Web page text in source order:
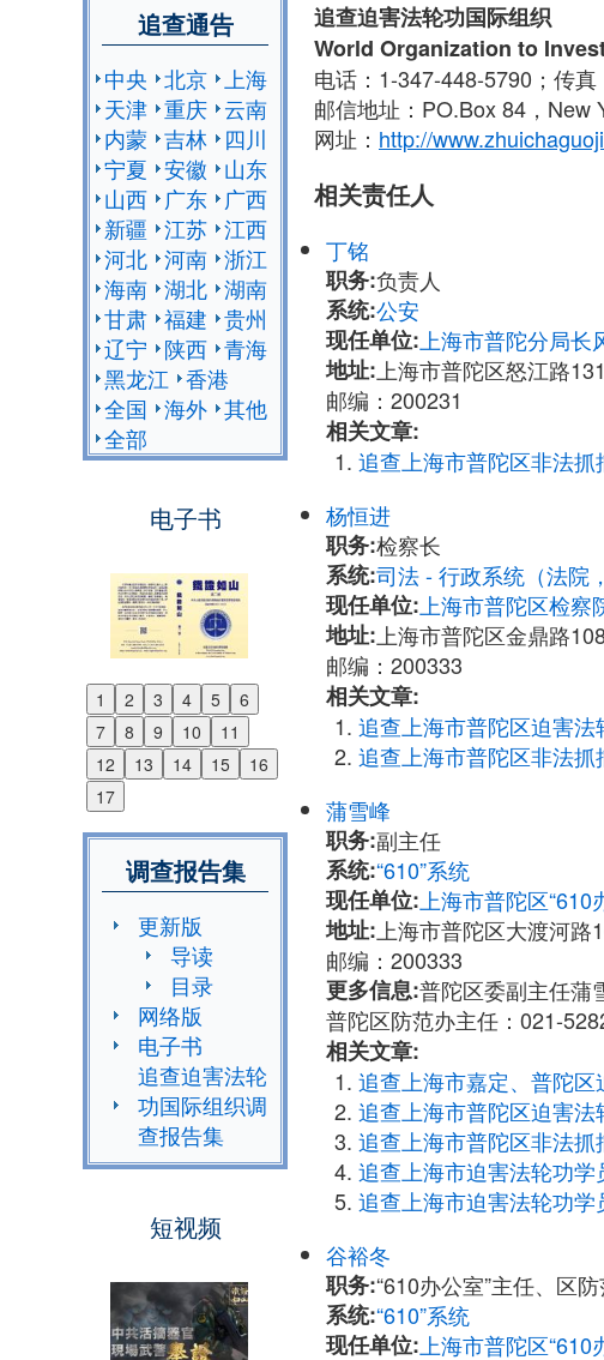
追查通告
中央 北京 上海
天津 重庆 云南
内蒙 吉林
四川
宁夏 安徽
山东
山西
广东
广西
新疆 江苏 江西
河北 河南 浙江
海南 湖北 湖南
甘肃 福建 贵州
辽宁
陕西 青海
黑龙江 香港
全国 海外 其他
全部
电子书
1 2 3 4 5
6
7
8 9 10
11
12
13 14 15
16
17
Previous
Next
调查报告集
更新版
导读
目录
网络版
电子书
追查迫害法轮
功国际组织调
查报告集
短视频
追查迫害法轮功国际组织
World Organization to
电话：1-347-448-5790；传真
邮信地址：PO.Box 84，New
网址： http://
相关责任人
丁铭
职务:负责人
系统:公安
现任单位: 上海市普陀分局
地址: 上海市普陀区怒江路
邮编：200231
相关文章:
追查上海市普陀区非法
杨恒进
职务:检察长
系统:司法 - 行政系统（法院
现任单位: 上海市普陀区检察
地址: 上海市普陀区金鼎路
邮编：200333
相关文章:
追查上海市普陀区迫害
追查上海市普陀区非法
蒲雪峰
职务:副主任
系统:“610”系统
现任单位: 上海市普陀区“610
地址: 上海市普陀区大渡河
邮编：200333
更多信息:普陀区委副主任蒲
普陀区防范办主任：021-
相关文章:
追查上海市嘉定、普陀
追查上海市普陀区迫害
追查上海市普陀区非法
追查上海市迫害法轮功
追查上海市迫害法轮功
谷裕冬
职务:“610办公室”主任、区
系统:“610”系统
现任单位: 上海市普陀区“610